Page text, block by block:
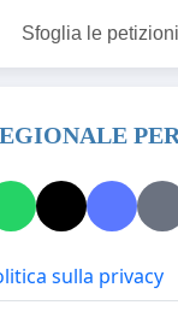
Sfoglia le petizioni
sulla privacy